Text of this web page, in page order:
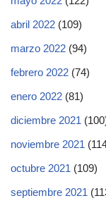
abril 2022 (109)
marzo 2022 (94)
febrero 2022 (74)
enero 2022 (81)
diciembre 2021
noviembre 2021
octubre 2021 (109)
septiembre 2021